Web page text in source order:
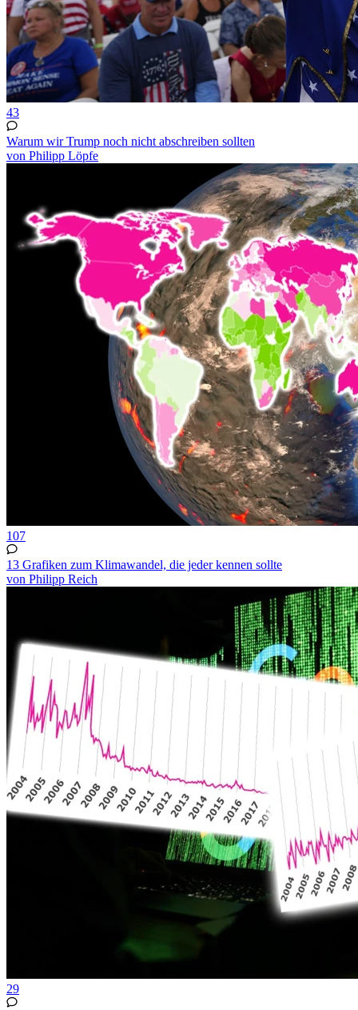
43
Warum wir Trump noch nicht abschreiben sollten
von Philipp Löpfe
107
13 Grafiken zum Klimawandel, die jeder kennen sollte
von Philipp Reich
29